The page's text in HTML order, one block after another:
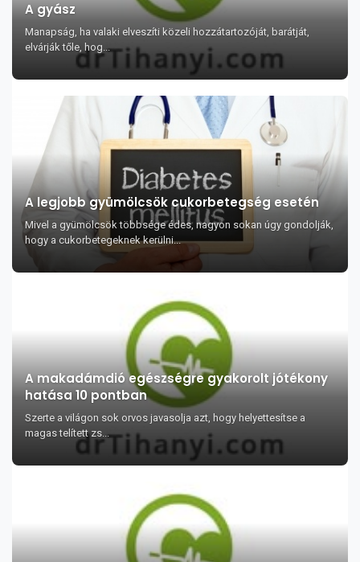
A gyász
Manapság, ha valaki elveszíti közeli hozzátartozóját, barátját,
elvárják tőle, hog...
A legjobb gyümölcsök cukorbetegség esetén
Mivel a gyümölcsök többsége édes, nagyon sokan úgy gondolják,
hogy a cukorbetegeknek kerülni...
A makadámdió egészségre gyakorolt jótékony
hatása 10 pontban
Szerte a világon sok orvos javasolja azt, hogy helyettesítse a
magas telített zs...